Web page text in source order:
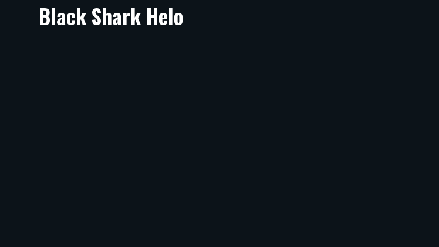
Black Shark Helo